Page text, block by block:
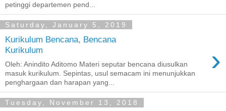
petinggi departemen pend...
Saturday, January 5, 2019
Kurikulum Bencana, Bencana
Kurikulum
›
Oleh: Anindito Aditomo Materi seputar bencana diusulkan
masuk kurikulum. Sepintas, usul semacam ini menunjukkan
penghargaan dan harapan yang...
Tuesday, November 13, 2018